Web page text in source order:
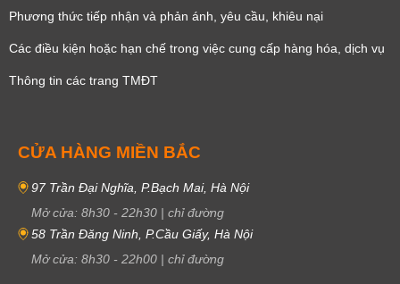
Phương thức tiếp nhận và phản ánh, yêu cầu, khiêu nại
Các điều kiện hoặc hạn chế trong việc cung cấp hàng hóa, dịch vụ
Thông tin các trang TMĐT
CỬA HÀNG MIỀN BẮC
97 Trần Đại Nghĩa, P.Bạch Mai, Hà Nội
Mở cửa: 8h30 - 22h30 | chỉ đường
58 Trần Đăng Ninh, P.Cầu Giấy, Hà Nội
Mở cửa: 8h30 - 22h00 | chỉ đường